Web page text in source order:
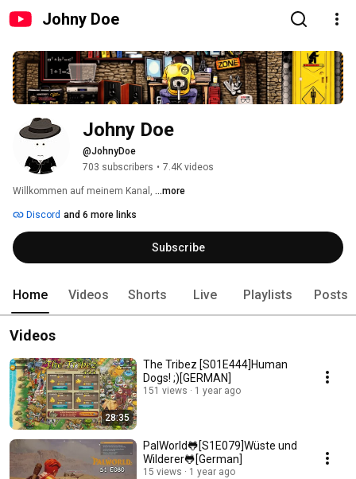
Johny Doe
Johny Doe
@JohnyDoe
703 subscribers • 7.4K videos
Willkommen auf meinem Kanal, ...more
Discord and 6 more links
Subscribe
Home Videos Shorts Live Playlists Posts
Videos
28:35
The Tribez [S01E444]Human
Dogs! ;)[GERMAN]
151 views 1 year ago
PalWorld🐸[S1E079]Wüste und
Wilderer🐸[German]
15 views 1 year ago